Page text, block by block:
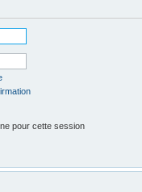
pour cette session